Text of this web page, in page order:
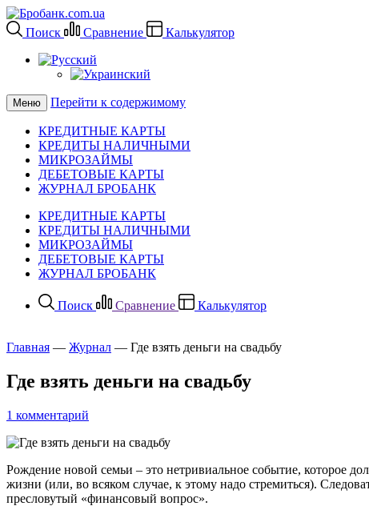
Поиск Сравнение Калькулятор
Меню Перейти к содержимому
КРЕДИТНЫЕ КАРТЫ
КРЕДИТЫ НАЛИЧНЫМИ
МИКРОЗАЙМЫ
ДЕБЕТОВЫЕ КАРТЫ
ЖУРНАЛ БРОБАНК
КРЕДИТНЫЕ КАРТЫ
КРЕДИТЫ НАЛИЧНЫМИ
МИКРОЗАЙМЫ
ДЕБЕТОВЫЕ КАРТЫ
ЖУРНАЛ БРОБАНК
Поиск Сравнение Калькулятор
Главная — Журнал — Где взять деньги на свадьбу
Где взять деньги на свадьбу
1 комментарий
Рождение новой семьи – это нетривиальное событие, которое
жизни (или, во всяком случае, к этому надо стремиться).
пресловутый «финансовый вопрос».